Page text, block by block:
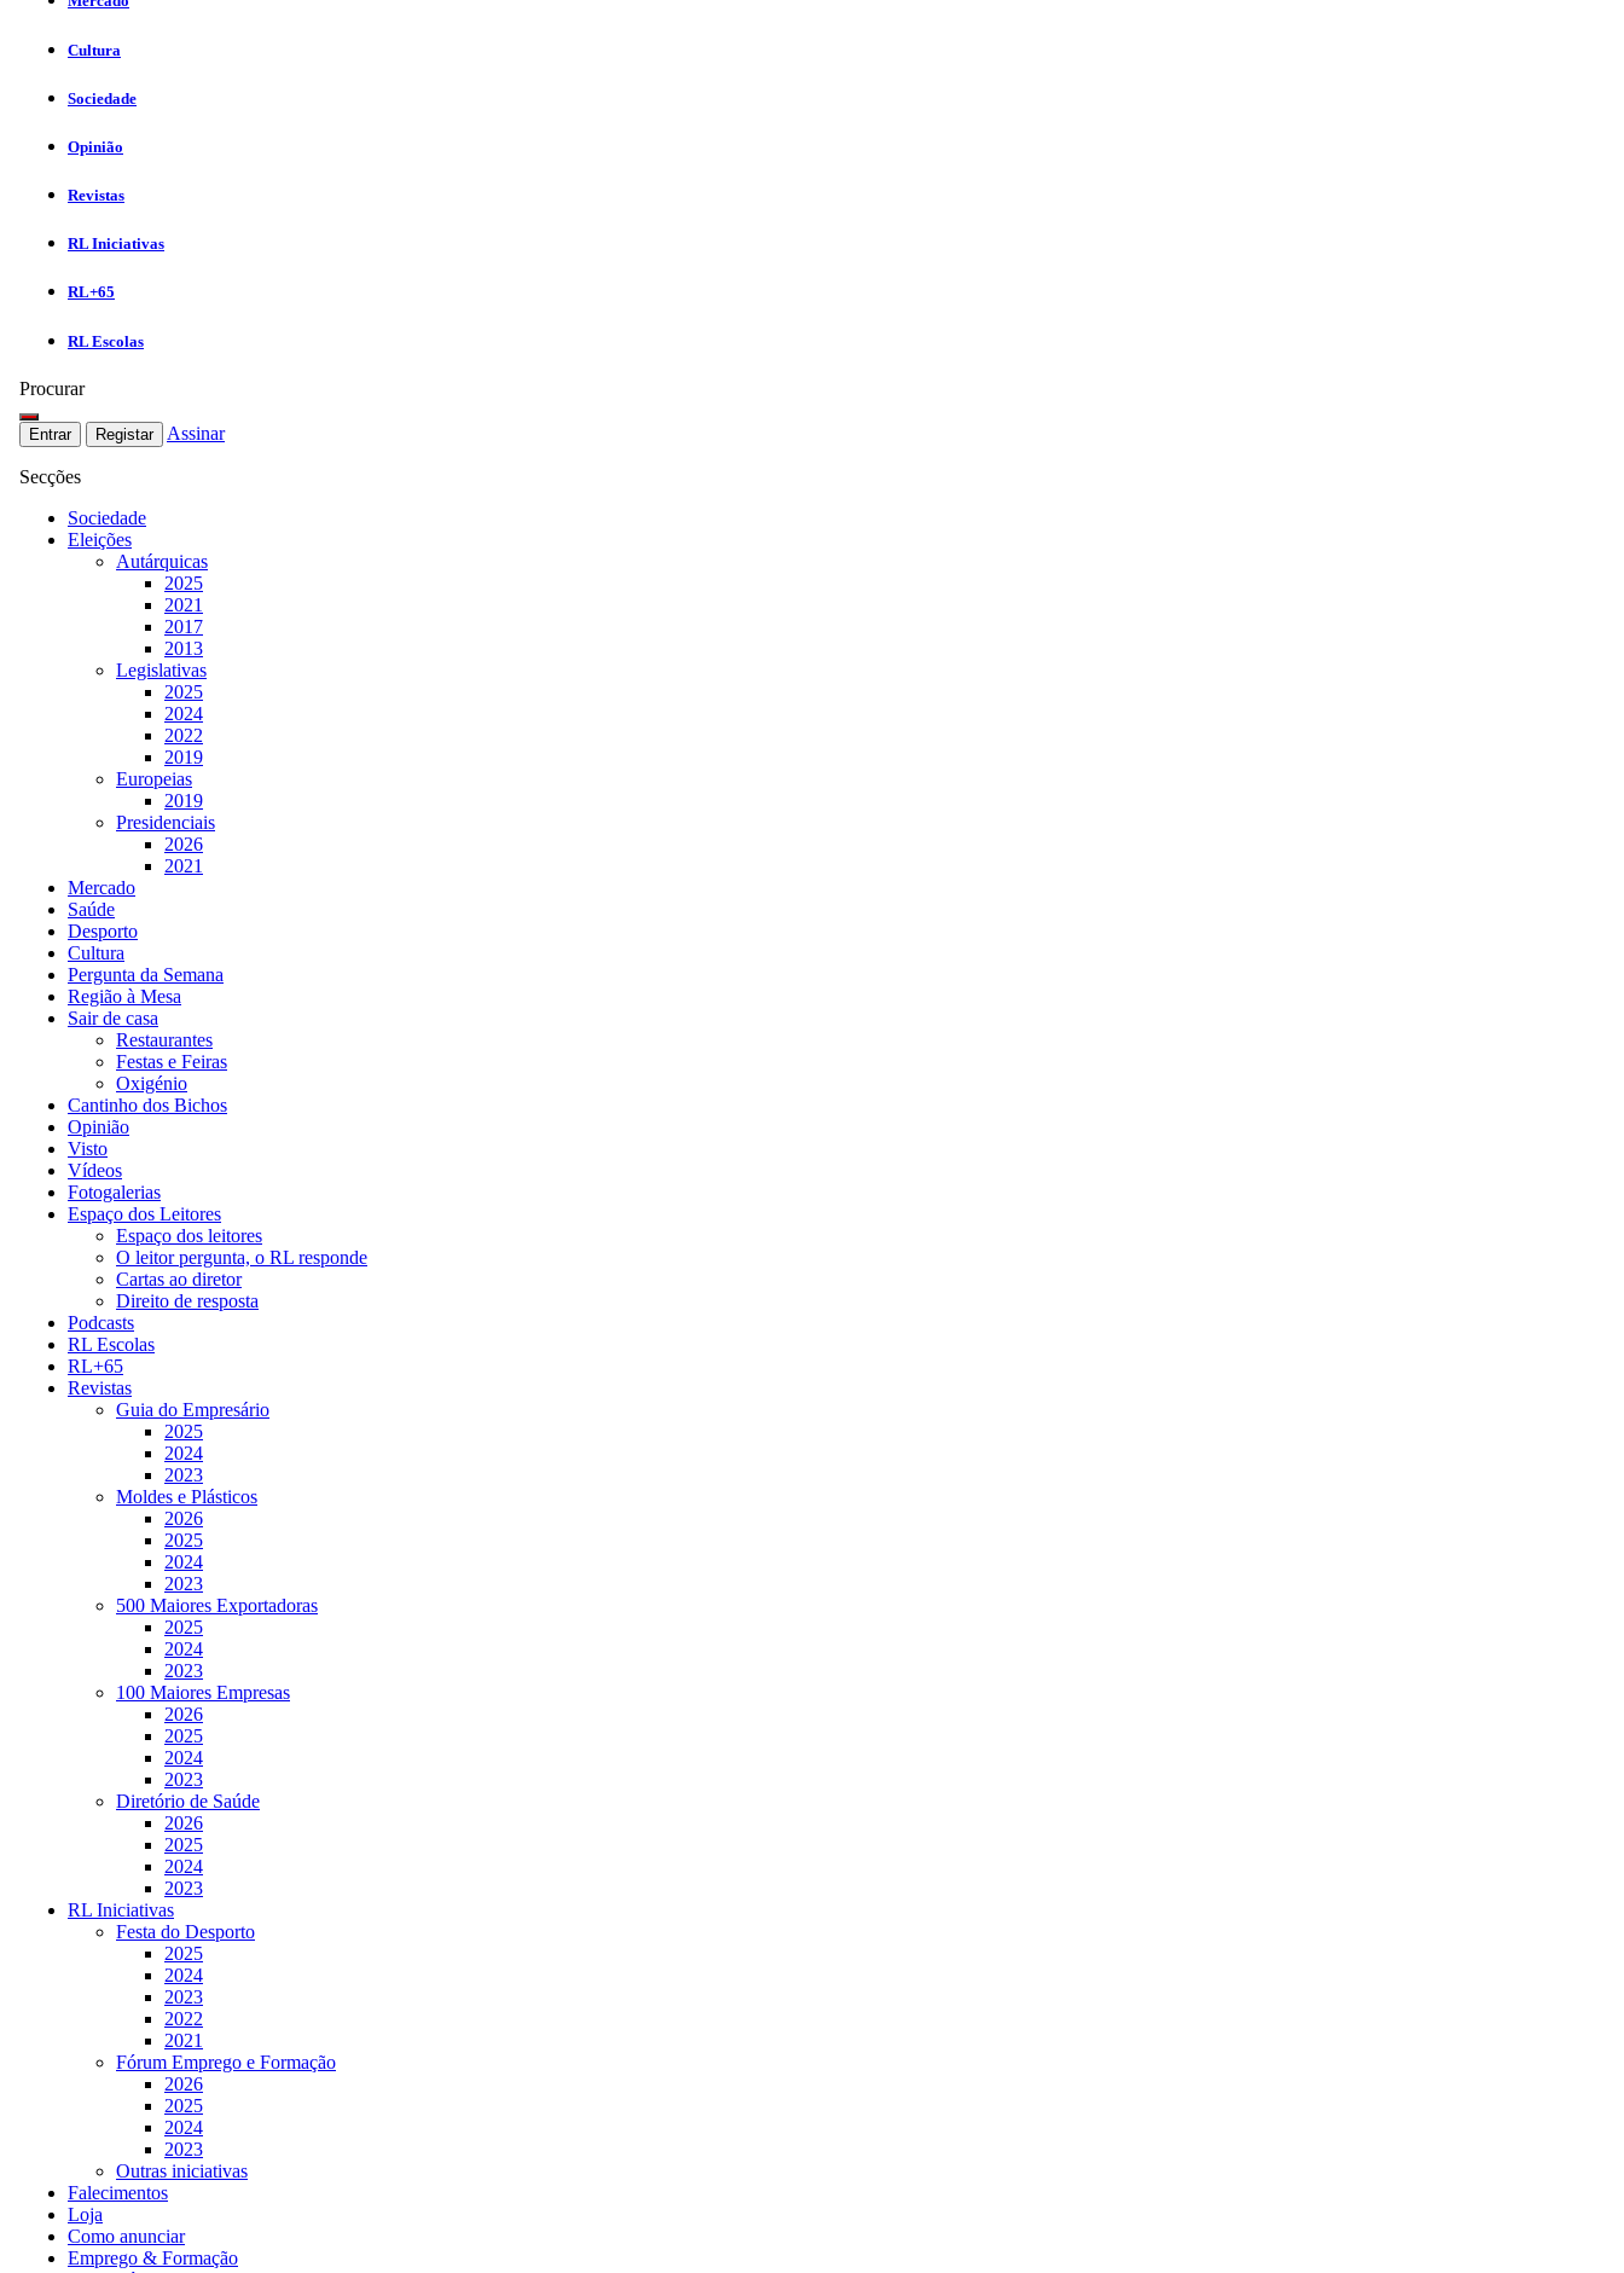
Cultura
Sociedade
Opinião
Revistas
RL Iniciativas
RL+65
RL Escolas
Procurar
Entrar Registar Assinar
Secções
Sociedade
Eleições
Autárquicas
2025
2021
2017
2013
Legislativas
2025
2024
2022
2019
Europeias
2019
Presidenciais
2026
2021
Mercado
Saúde
Desporto
Cultura
Pergunta da Semana
Região à Mesa
Sair de casa
Restaurantes
Festas e Feiras
Oxigénio
Cantinho dos Bichos
Opinião
Visto
Vídeos
Fotogalerias
Espaço dos Leitores
Espaço dos leitores
O leitor pergunta, o RL responde
Cartas ao diretor
Direito de resposta
Podcasts
RL Escolas
RL+65
Revistas
Guia do Empresário
2025
2024
2023
Moldes e Plásticos
2026
2025
2024
2023
500 Maiores Exportadoras
2025
2024
2023
100 Maiores Empresas
2026
2025
2024
2023
Diretório de Saúde
2026
2025
2024
2023
RL Iniciativas
Festa do Desporto
2025
2024
2023
2022
2021
Fórum Emprego e Formação
2026
2025
2024
2023
Outras iniciativas
Falecimentos
Loja
Como anunciar
Emprego & Formação